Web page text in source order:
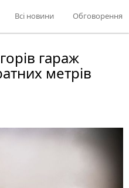
Всі новини Обговорення
гараж
метрів